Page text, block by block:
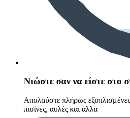
Νιώστε σαν να είστε στο
Απολαύστε πλήρως
πισίνες, αυλές και άλλα